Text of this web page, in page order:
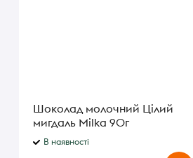
Шоколад молочний Цілий
мигдаль Milka 90г
В наявності